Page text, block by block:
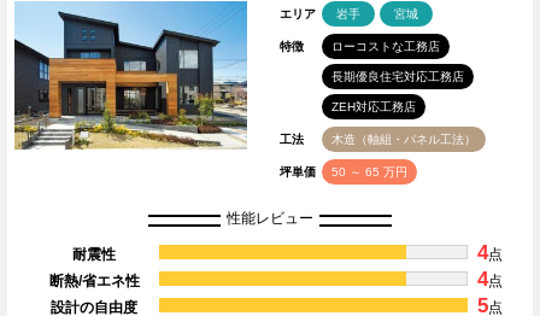
エリア 岩手 宮城
特徴 ローコストな工務店
長期優良住宅対応工務店
ZEH対応工務店
工法 木造（軸組・パネル工法）
坪単価 50 ～ 65 万円
性能レビュー
耐震性 4点
断熱/省エネ性
4点
設計の自由度
5点